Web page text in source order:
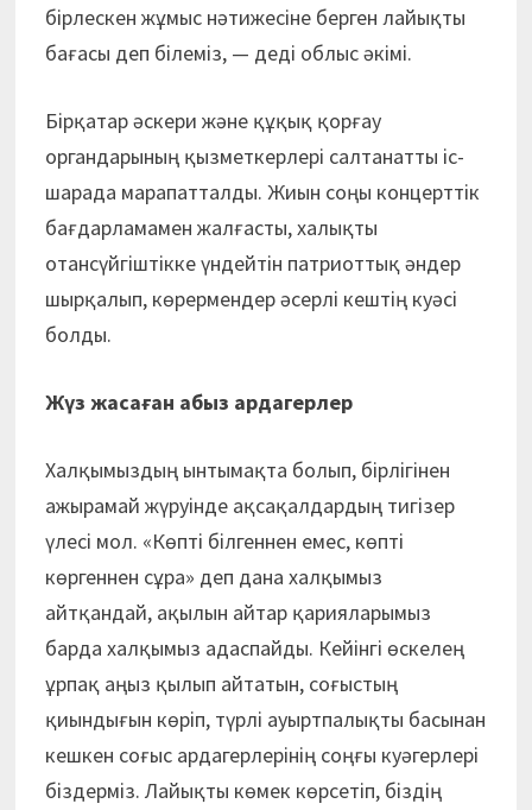
бірлескен жұмыс нәтижесіне берген лайықты
бағасы деп білеміз, — деді облыс әкімі.
Бірқатар әскери және құқық қорғау
органдарының қызметкерлері салтанатты іс-
шарада марапатталды. Жиын соңы концерттік
бағдарламамен жалғасты, халықты
отансүйгіштікке үндейтін патриоттық әндер
шырқалып, көрермендер әсерлі кештің куәсі
болды.
Жүз жасаған абыз ардагерлер
Халқымыздың ынтымақта болып, бірлігінен
ажырамай жүруінде ақсақалдардың тигізер
үлесі мол. «Көпті білгеннен емес, көпті
көргеннен сұра» деп дана халқымыз
айтқандай, ақылын айтар қарияларымыз
барда халқымыз адаспайды. Кейінгі өскелең
ұрпақ аңыз қылып айтатын, соғыстың
қиындығын көріп, түрлі ауыртпалықты басынан
кешкен соғыс ардагерлерінің соңғы куәгерлері
біздерміз. Лайықты көмек көрсетіп, біздің